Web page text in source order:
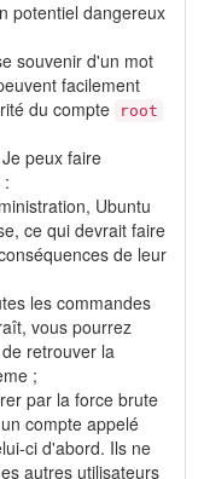
potentiel dangereux
souvenir d'un mot
facilement
du compte
root
peux faire
Ubuntu
ce qui devrait faire
de leur
les commandes
vous pourrez
retrouver la
;
par la force brute
compte appelé
ci d'abord. Ils ne
autres utilisateurs